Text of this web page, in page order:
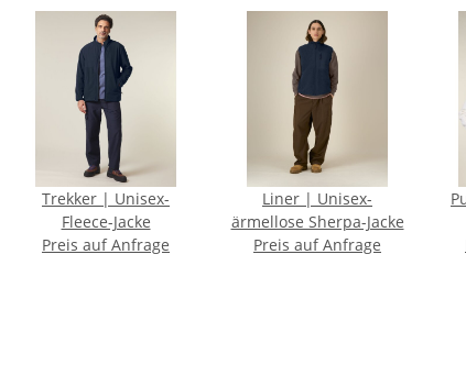
Trekker | Unisex-
Fleece-Jacke
Preis auf Anfrage
Liner | Unisex-
ärmellose Sherpa-Jacke
Preis auf Anfrage